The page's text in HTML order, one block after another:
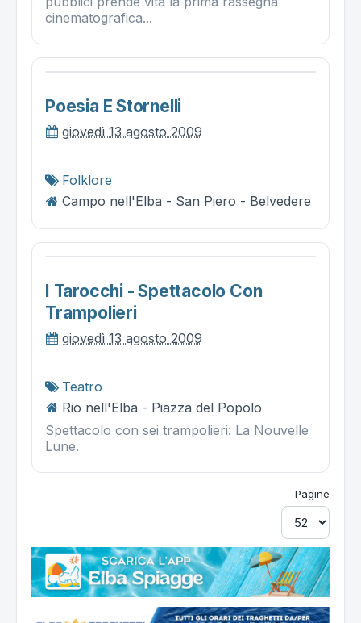
cinematografica...
Poesia E Stornelli
giovedì 13 agosto 2009
Folklore
Campo nell'Elba - San Piero - Belvedere
I Tarocchi - Spettacolo Con
Trampolieri
giovedì 13 agosto 2009
Teatro
Rio nell'Elba - Piazza del Popolo
Spettacolo con sei trampolieri: La Nouvelle
Lune.
Pagine